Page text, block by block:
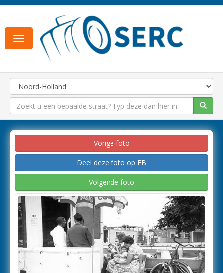
Toggle
navigation
Vorige foto
Deel deze foto op FB
Volgende foto